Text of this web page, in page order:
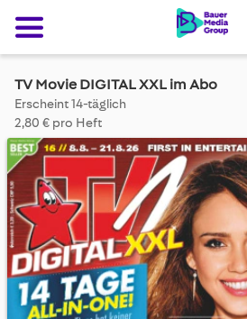
TV Movie DIGITAL XXL im Abo
Erscheint 14-täglich
2,80 € pro Heft
Skip
to
the
end
of
the
images
gallery